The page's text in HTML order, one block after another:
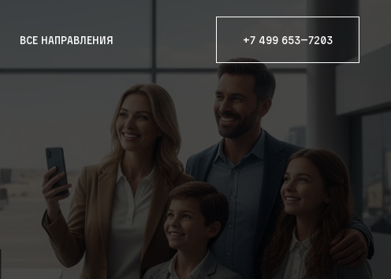
Все направления +7 499 653—7203